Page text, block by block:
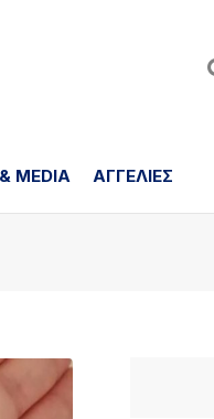
MEDIA ΑΓΓΕΛΙΕΣ